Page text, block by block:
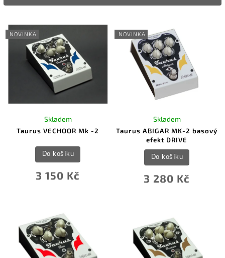
NOVINKA
Taurus VECHOOR Mk -2
Skladem
3 150 Kč
Do košíku
NOVINKA
Taurus ABIGAR MK-2 basový
efekt DRIVE
Skladem
3 280 Kč
Do košíku